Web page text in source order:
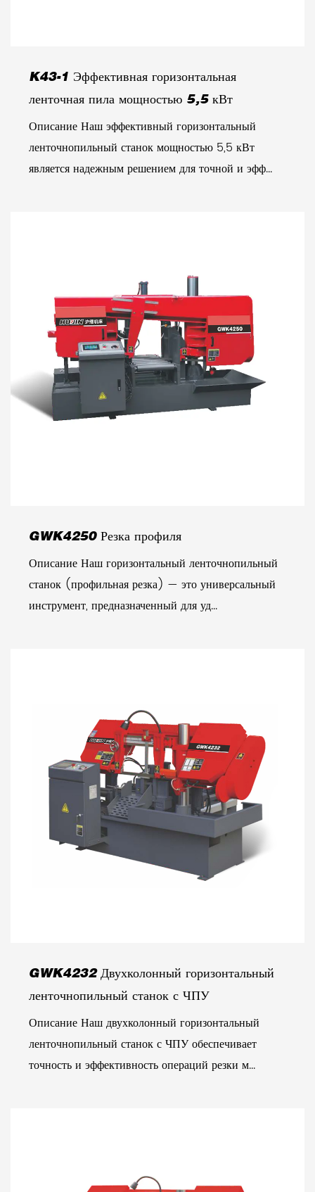
K43-1 Эффективная горизонтальная
ленточная пила мощностью 5,5 кВт
Описание Наш эффективный горизонтальный
ленточнопильный станок мощностью 5,5 кВт
является надежным решением для точной и эфф...
GWK4250 Резка профиля
Описание Наш горизонтальный ленточнопильный
станок (профильная резка) — это универсальный
инструмент, предназначенный для уд...
GWK4232 Двухколонный горизонтальный
ленточнопильный станок с ЧПУ
Описание Наш двухколонный горизонтальный
ленточнопильный станок с ЧПУ обеспечивает
точность и эффективность операций резки м...